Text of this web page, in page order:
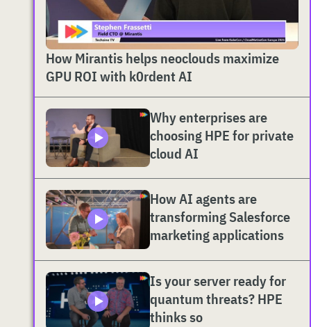
How Mirantis helps neoclouds maximize
GPU ROI with k0rdent AI
Why enterprises are
choosing HPE for private
cloud AI
How AI agents are
transforming Salesforce
marketing applications
Is your server ready for
quantum threats? HPE
thinks so